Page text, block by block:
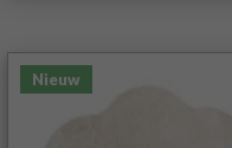
Nieuw